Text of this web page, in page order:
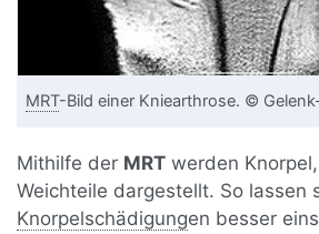
MRT-Bild einer Kniearthrose. ©
Mithilfe der MRT werden Knorpel,
Weichteile dargestellt. So lassen
Knorpelschädigungen besser